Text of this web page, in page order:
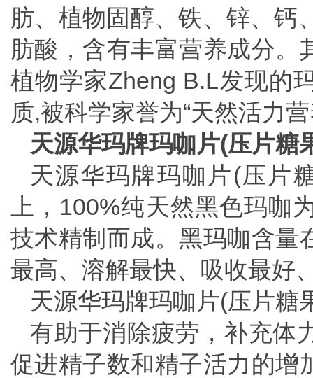
肪、植物固醇、铁、锌、钙
肪酸，含有丰富营养成分。
植物学家Zheng B.L发现的
质,被科学家誉为“天然活力
天源华玛牌玛咖片(压片糖
天源华玛牌玛咖片(压片
上，100%纯天然黑色玛咖
技术精制而成。黑玛咖含量
最高、溶解最快、吸收最好
天源华玛牌玛咖片(压片糖
有助于消除疲劳，补充体
促进精子数和精子活力的增